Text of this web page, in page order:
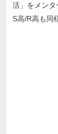
活」をメンタ
S高/R高も同